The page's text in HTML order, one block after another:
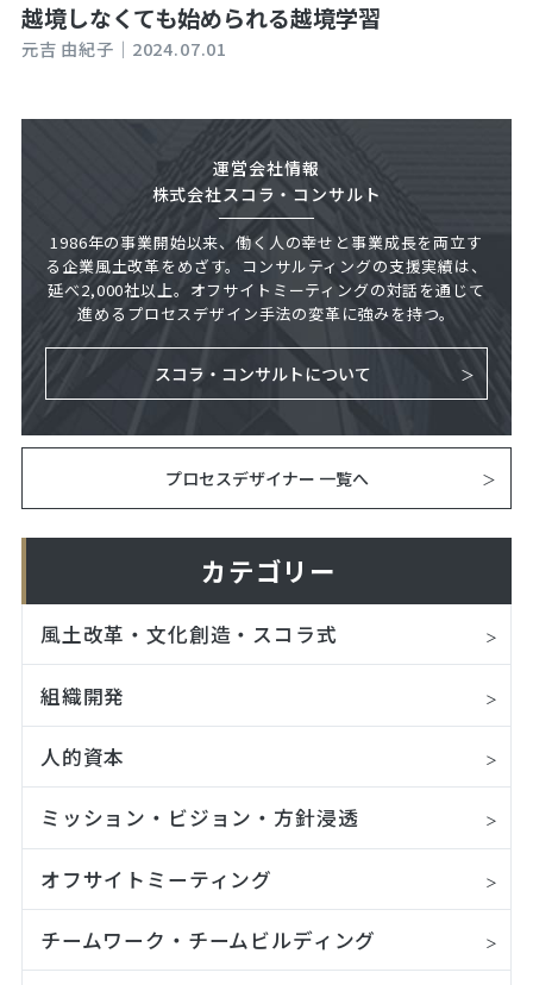
越境しなくても始められる越境学習
元吉 由紀子｜ 2024.07.01
運営会社情報
株式会社スコラ・コンサルト
1986年の事業開始以来、働く人の幸せと事業成長を両立す
る企業風土改革をめざす。コンサルティングの支援実績は、
延べ2,000社以上。オフサイトミーティングの対話を通じて
進めるプロセスデザイン手法の変革に強みを持つ。
スコラ・コンサルトについて
プロセスデザイナー 一覧へ
カテゴリー
風土改革・文化創造・スコラ式
組織開発
人的資本
ミッション・ビジョン・方針浸透
オフサイトミーティング
チームワーク・チームビルディング